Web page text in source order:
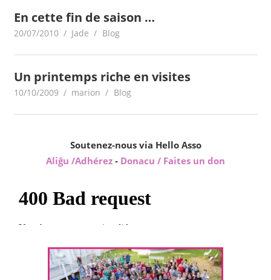
En cette fin de saison …
20/07/2010 Jade Blog
Un printemps riche en visites
10/10/2009 marion Blog
Soutenez-nous via Hello Asso
Aliĝu /Adhérez - Donacu / Faites un don